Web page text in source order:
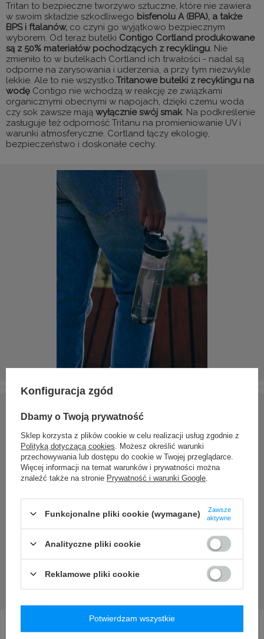
Tritan to bezpieczne tworzywo sztuczne, które nie zawiera
w swoim składzie szkodliwego bisfenolu A (BPA), a także
BPS i ftalanów, co czyni go wyjątkowo bezpiecznym
wyborem. Od teraz butelki Contigo Cortland produkowane
są z 50% materiałów pochodzących z recyklingu. Nie
zmieniło to w butelkach Cortland ich trwałości - nadal są
odporne na zarysowania i uderzenia, a przy tym niezwykle
lekkie. Ale to nie wszystko.Tritanowe butelki z recyklingu na
wodę Contigo nie wchodzą w reakcję ze związkami
organicznymi obecnymi w napojach, dzięki czemu woda
czy sok zawsze mają wyłącznie swój smak. Na podkreślenie
zasługuje też odporność Tritanu na promieniowanie UV i
warunki atmosferyczne. Cortland łączy ekologię,
bezpieczeństwo i doskonałe cechy.
Dodatkowe zalety butelki Cortland Contigo
Konfiguracja zgód
Dbamy o Twoją prywatność
Sklep korzysta z plików cookie w celu realizacji usług zgodnie z
Polityką dotyczącą cookies . Możesz określić warunki
przechowywania lub dostępu do cookie w Twojej przeglądarce.
Więcej informacji na temat warunków i prywatności można
znaleźć także na stronie Prywatność i warunki Google
Funkcjonalne pliki cookie (wymagane)
Zawsze
aktywne
Analityczne pliki cookie
Reklamowe pliki cookie
Potwierdzam wszystkie